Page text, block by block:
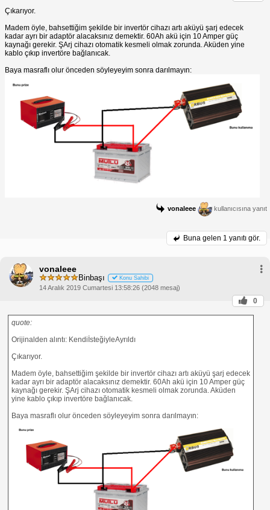
Çıkarıyor.
Madem öyle, bahsettiğim şekilde bir invertör cihazı artı aküyü şarj edecek
kadar ayrı bir adaptör alacaksınız demektir. 60Ah akü için 10 Amper güç
kaynağı gerekir. ŞArj cihazı otomatik kesmeli olmak zorunda. Aküden yine
kablo çıkıp invertöre bağlanıcak.
Baya masraflı olur önceden söyleyeyim sonra darılmayın:
vonaleee kullanıcısına yanıt
Buna gelen 1 yanıtı gör.
vonaleee
Binbaşı Konu Sahibi
14 Aralık 2019 Cumartesi 13:58:26 (2048 mesaj)
0
quote:
Orijinalden alıntı: KendiİsteğiyleAyrıldı
Çıkarıyor.
Madem öyle, bahsettiğim şekilde bir invertör cihazı artı aküyü şarj edecek
kadar ayrı bir adaptör alacaksınız demektir. 60Ah akü için 10 Amper güç
kaynağı gerekir. ŞArj cihazı otomatik kesmeli olmak zorunda. Aküden
yine kablo çıkıp invertöre bağlanıcak.
Baya masraflı olur önceden söyleyeyim sonra darılmayın: